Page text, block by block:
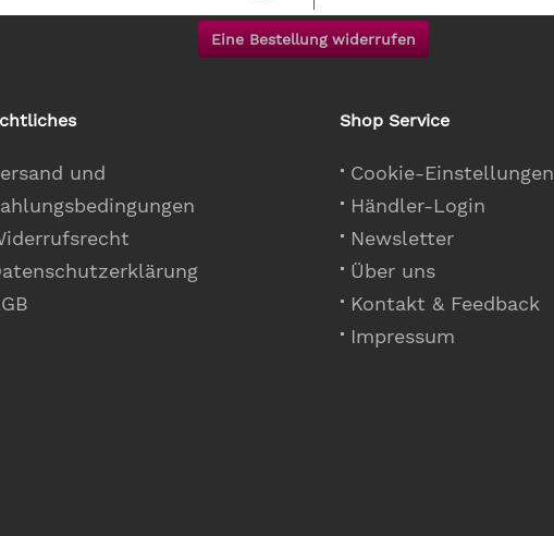
Eine Bestellung widerrufen
und
Shop Service
Cookie-Einstellungen
Händler-Login
Newsletter
Über uns
Kontakt & Feedback
Impressum